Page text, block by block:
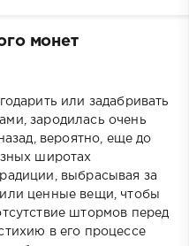
монет
или задабривать
зародилась очень
вероятно, еще до
широтах
выбрасывая за
ценные вещи, чтобы
штормов перед
в его процессе